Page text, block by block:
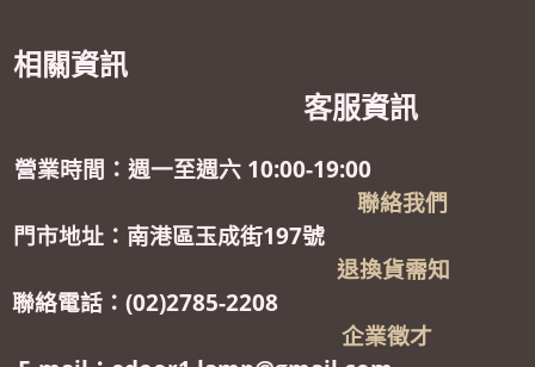
相關資訊
客服資訊
營業時間：週一至週六 10:00-19:00
聯絡我們
門市地址：南港區玉成街197號
退換貨需知
聯絡電話：(02)2785-2208
企業徵才